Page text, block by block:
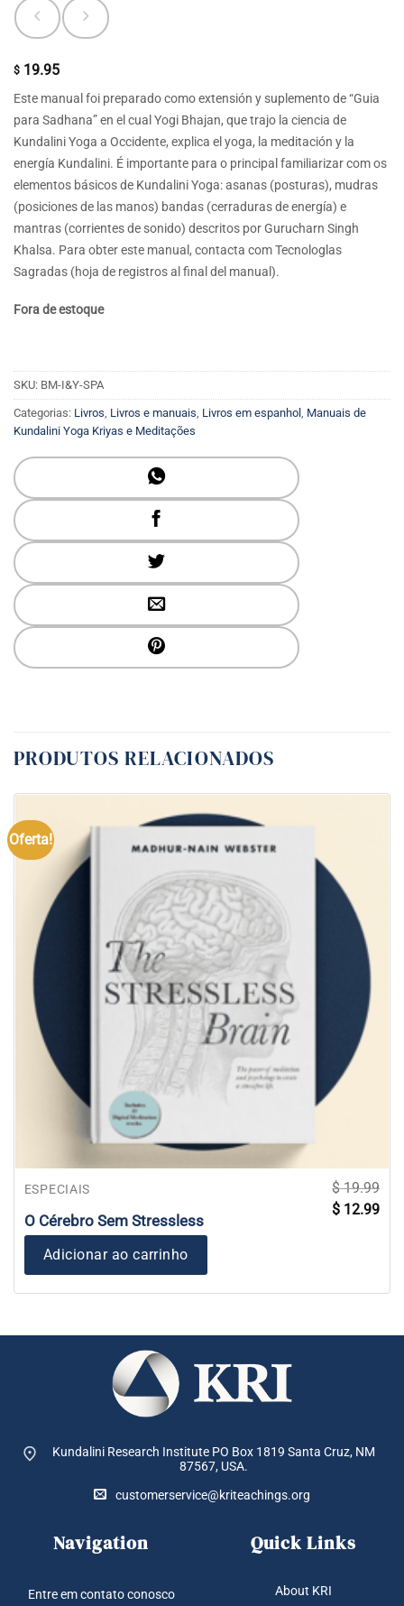
$ 19.95
Este manual foi preparado como extensión y suplemento de “Guia
para Sadhana” en el cual Yogi Bhajan, que trajo la ciencia de
Kundalini Yoga a Occidente, explica el yoga, la meditación y la
energía Kundalini. É importante para o principal familiarizar com os
elementos básicos de Kundalini Yoga: asanas (posturas), mudras
(posiciones de las manos) bandas (cerraduras de energía) e
mantras (corrientes de sonido) descritos por Gurucharn Singh
Khalsa. Para obter este manual, contacta com Tecnologlas
Sagradas (hoja de registros al final del manual).
Fora de estoque
SKU: BM-I&Y-SPA
Categorias: Livros Livros e manuais Livros em espanhol
Manuais de
Kundalini Yoga Kriyas e Meditações
PRODUTOS RELACIONADOS
Oferta!
ESPECIAIS
O Cérebro Sem Stressless
$19.99
O
preço
$ 12.99O
Adicionar ao carrinho
Kundalini Research Institute PO Box 1819 Santa Cruz, NM
87567, USA.
customerservice@kriteachings.org
Navigation
Entre em contato conosco
Quick Links
About KRI